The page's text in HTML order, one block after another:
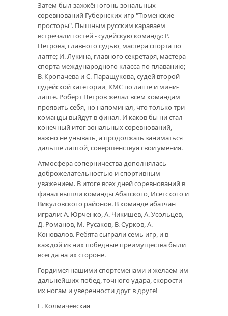
Затем был зажжён огонь зональных
соревнований Губернских игр "Тюменские
просторы". Пышным русским караваем
встречали гостей - судейскую команду: Р.
Петрова, главного судью, мастера спорта по
лапте; И. Лукина, главного секретаря, мастера
спорта международного класса по плаванию;
В. Кропачева и С. Паращукова, судей второй
судейской категории, КМС по лапте и мини-
лапте. Роберт Петров желал всем командам
проявить себя, но напоминал, что только три
команды выйдут в финал. И каков бы ни стал
конечный итог зональных соревнований,
важно не унывать, а продолжать заниматься
дальше лаптой, совершенствуя свои умения.
Атмосфера соперничества дополнялась
доброжелательностью и спортивным
уважением. В итоге всех дней соревнований в
финал вышли команды Абатского, Исетского и
Викуловского районов. В команде абатчан
играли: А. Юрченко, А. Чикишев, А. Усольцев,
Д. Романов, М. Русаков, В. Сурков, А.
Коновалов. Ребята сыграли семь игр, и в
каждой из них победные преимущества были
всегда на их стороне.
Гордимся нашими спортсменами и желаем им
дальнейших побед, точного удара, скорости
их ногам и уверенности друг в друге!
Е. Колмачевская